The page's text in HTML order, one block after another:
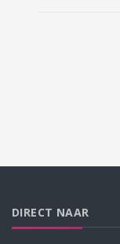
DIRECT NAAR